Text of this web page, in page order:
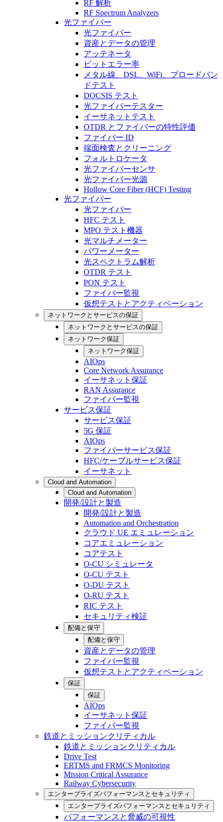
RF 解析
RF Spectrum Analyzers
光ファイバー
光ファイバー
資産とデータの管理
アッテネータ
ビットエラー率
メタル線、DSL、WiFi、ブロードバン
ドテスト
DOCSIS テスト
光ファイバーテスター
イーサネットテスト
OTDR とファイバーの特性評価
ファイバー ID
端面検査とクリーニング
フォルトロケータ
光ファイバーセンサ
光ファイバー光源
Hollow Core Fiber (HCF) Testing
光ファイバー
光ファイバー
HFC テスト
MPO テスト機器
光マルチメーター
パワーメーター
光スペクトラム解析
OTDR テスト
PON テスト
ファイバー監視
仮想テストとアクティベーション
ネットワークとサービスの保証
ネットワークとサービスの保証
ネットワーク保証
ネットワーク保証
AIOps
Core Network Assurance
イーサネット保証
RAN Assurance
ファイバー監視
サービス保証
サービス保証
5G 保証
AIOps
ファイバーサービス保証
HFC/ケーブルサービス保証
イーサネット
Cloud and Automation
Cloud and Automation
開発/設計と製造
開発/設計と製造
Automation and Orchestration
クラウド UE エミュレーション
コアエミュレーション
コアテスト
O-CU シミュレータ
O-CU テスト
O-DU テスト
O-RU テスト
RIC テスト
セキュリティ検証
配備と保守
配備と保守
資産とデータの管理
ファイバー監視
仮想テストとアクティベーション
保証
保証
AIOps
イーサネット保証
ファイバー監視
鉄道とミッションクリティカル
鉄道とミッションクリティカル
Drive Test
ERTMS and FRMCS Monitoring
Mission Critical Assurance
Railway Cybersecurity
エンタープライズパフォーマンスとセキュリティ
エンタープライズパフォーマンスとセキュリティ
パフォーマンスと脅威の可視性